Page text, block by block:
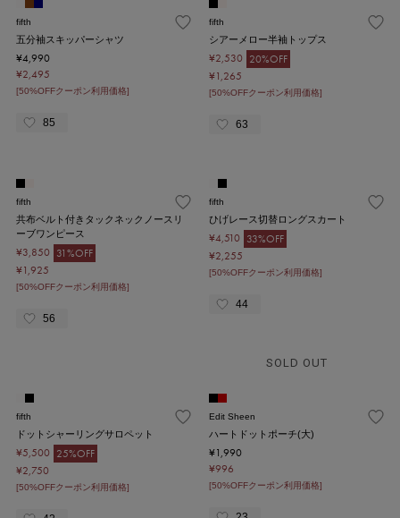
fifth
五分袖スキッパーシャツ
¥4,990
¥2,495
[50%OFFクーポン利用価格]
85
fifth
シアーメロー半袖トップス
¥2,530 20%OFF
¥1,265
[50%OFFクーポン利用価格]
63
fifth
共布ベルト付きタックネックノースリ
ーブワンピース
¥3,850 31%OFF
¥1,925
[50%OFFクーポン利用価格]
56
fifth
ひげレース切替ロングスカート
¥4,510 33%OFF
¥2,255
[50%OFFクーポン利用価格]
44
fifth
ドットシャーリングサロペット
¥5,500 25%OFF
¥2,750
[50%OFFクーポン利用価格]
SOLD OUT
Edit Sheen
ハートドットポーチ(大)
¥1,990
¥996
[50%OFFクーポン利用価格]